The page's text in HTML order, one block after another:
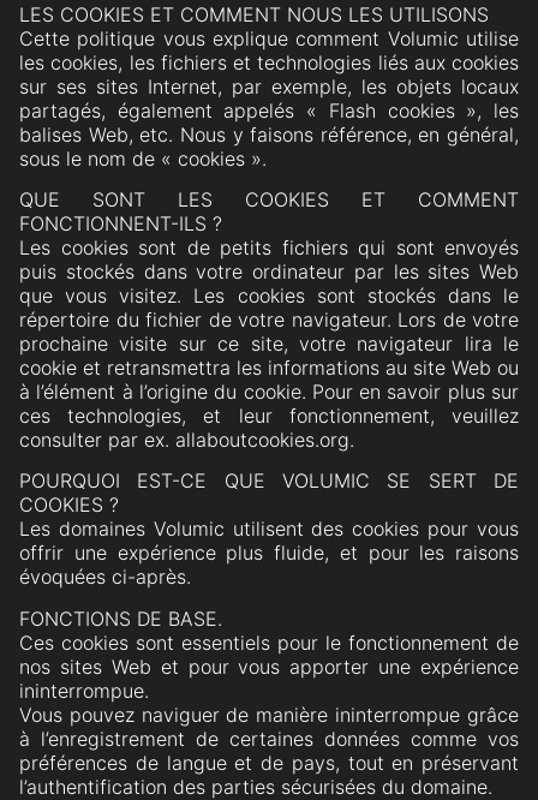
LES COOKIES ET COMMENT NOUS LES UTILISONS
Cette politique vous explique comment Volumic utilise
les cookies, les fichiers et technologies liés aux cookies
sur ses sites Internet, par exemple, les objets locaux
partagés, également appelés « Flash cookies », les
balises Web, etc. Nous y faisons référence, en général,
sous le nom de « cookies ».
QUE SONT LES COOKIES ET COMMENT
FONCTIONNENT-ILS ?
Les cookies sont de petits fichiers qui sont envoyés
puis stockés dans votre ordinateur par les sites Web
que vous visitez. Les cookies sont stockés dans le
répertoire du fichier de votre navigateur. Lors de votre
prochaine visite sur ce site, votre navigateur lira le
cookie et retransmettra les informations au site Web ou
à l’élément à l’origine du cookie. Pour en savoir plus sur
ces technologies, et leur fonctionnement, veuillez
consulter par ex. allaboutcookies.org.
POURQUOI EST-CE QUE VOLUMIC SE SERT DE
COOKIES ?
Les domaines Volumic utilisent des cookies pour vous
offrir une expérience plus fluide, et pour les raisons
évoquées ci-après.
FONCTIONS DE BASE.
Ces cookies sont essentiels pour le fonctionnement de
nos sites Web et pour vous apporter une expérience
ininterrompue.
Vous pouvez naviguer de manière ininterrompue grâce
à l’enregistrement de certaines données comme vos
préférences de langue et de pays, tout en préservant
l’authentification des parties sécurisées du domaine.